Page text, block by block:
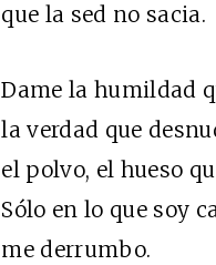
que la sed no sacia.
Dame la humildad
la verdad que
el polvo, el hueso
Sólo en lo que soy
me derrumbo.